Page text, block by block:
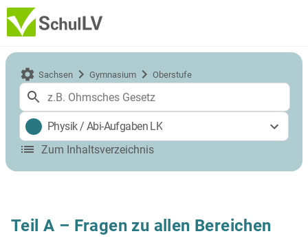
Sachsen Gymnasium Oberstufe
Physik/ Abi-Aufgaben LK
Zum Inhaltsverzeichnis
Teil A – Fragen zu allen Bereichen